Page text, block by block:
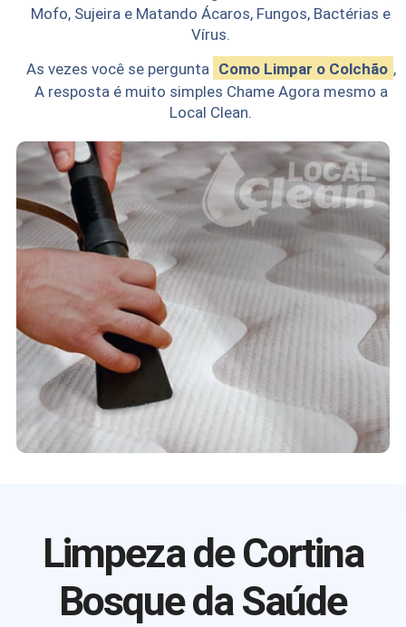
Mofo, Sujeira e Matando Ácaros, Fungos, Bactérias e
Vírus.
As vezes você se pergunta Como Limpar o Colchão ,
A resposta é muito simples Chame Agora mesmo a
Local Clean.
Limpeza de Cortina
Bosque da Saúde